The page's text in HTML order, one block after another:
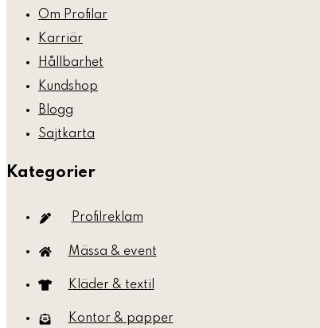
Om Profilar
Karriär
Hållbarhet
Kundshop
Blogg
Sajtkarta
Kategorier
Profilreklam
Mässa & event
Kläder & textil
Kontor & papper